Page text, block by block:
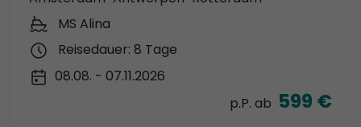
MS Alina
Reisedauer: 8 Tage
08.08. - 07.11.2026
p.P. ab 599 €